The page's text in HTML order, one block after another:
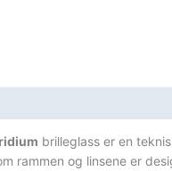
brilleglass er en
rammen og linsene er